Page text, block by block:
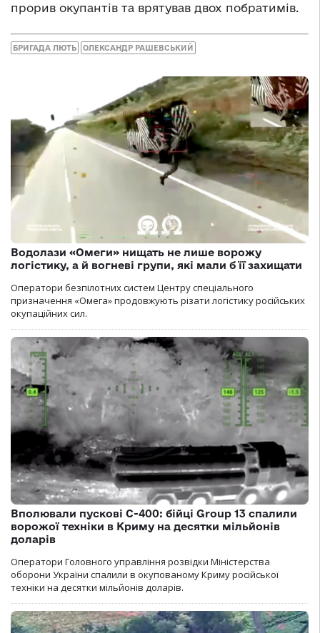
прорив окупантів та врятував двох побратимів.
БРИГАДА ЛЮТЬ ОЛЕКСАНДР РАШЕВСЬКИЙ
Водолази «Омеги» нищать не лише ворожу
логістику, а й вогневі групи, які мали б її захищати
Оператори безпілотних систем Центру спеціального
призначення «Омега» продовжують різати логістику російських
окупаційних сил.
Вполювали пускові С-400: бійці Group 13 спалили
ворожої техніки в Криму на десятки мільйонів
доларів
Оператори Головного управління розвідки Міністерства
оборони України спалили в окупованому Криму російської
техніки на десятки мільйонів доларів.